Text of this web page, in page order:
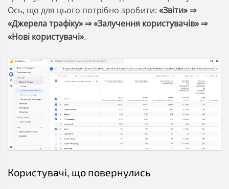
Ось, що для цього потрібно зробити: «Звіти» ⇒
«Джерела трафіку» ⇒ «Залучення користувачів» ⇒
«Нові користувачі».
Користувачі, що повернулись